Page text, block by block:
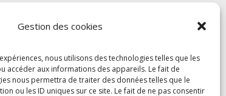
Gestion des cookies
nous utilisons des technologies telles que les
accéder aux informations des appareils. Le fait de
nous permettra de traiter des données telles que le
ou les ID uniques sur ce site. Le fait de ne pas consentir